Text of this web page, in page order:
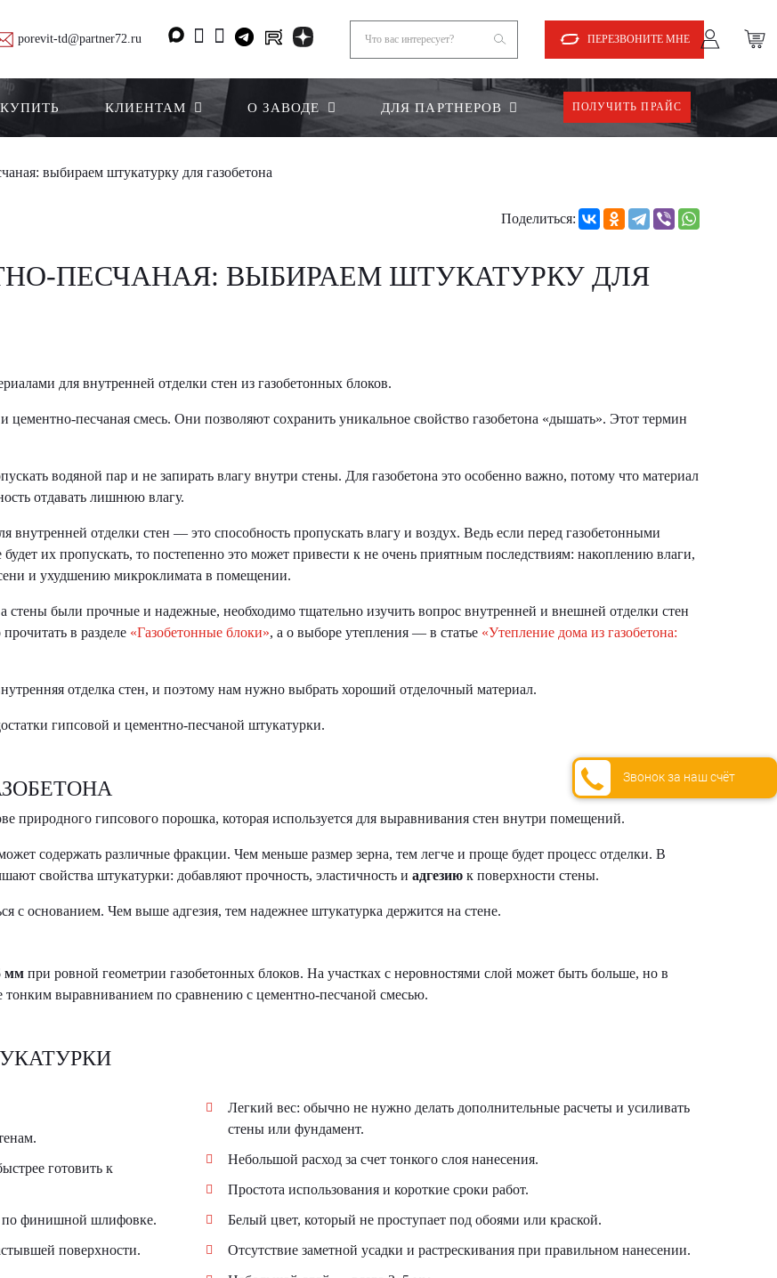
porevit-td@partner72.ru ПЕРЕЗВОНИТЕ МНЕ
КЛИЕНТАМ О ЗАВОДЕ ДЛЯ ПАРТНЕРОВ ПОЛУЧИТЬ ПРАЙС
выбираем штукатурку для газобетона
Поделиться:
ПЕСЧАНАЯ: ВЫБИРАЕМ ШТУКАТУРКУ ДЛЯ
для внутренней отделки стен из газобетонных блоков.
песчаная смесь. Они позволяют сохранить уникальное свойство газобетона «дышать». Этот термин
водяной пар и не запирать влагу внутри стены. Для газобетона это особенно важно, потому что материал
отдавать лишнюю влагу.
внутренней отделки стен — это способность пропускать влагу и воздух. Ведь если перед газобетонными
их пропускать, то постепенно это может привести к не очень приятным последствиям: накоплению влаги,
и ухудшению микроклимата в помещении.
были прочные и надежные, необходимо тщательно изучить вопрос внутренней и внешней отделки стен
в разделе «Газобетонные блоки», а о выборе утепления — в статье «Утепление дома из газобетона:
отделка стен, и поэтому нам нужно выбрать хороший отделочный материал.
гипсовой и цементно-песчаной штукатурки.
природного гипсового порошка, которая используется для выравнивания стен внутри помещений.
содержать различные фракции. Чем меньше размер зерна, тем легче и проще будет процесс отделки. В
свойства штукатурки: добавляют прочность, эластичность и адгезию к поверхности стены.
с основанием. Чем выше адгезия, тем надежнее штукатурка держится на стене.
мм при ровной геометрии газобетонных блоков. На участках с неровностями слой может быть больше, но в
тонким выравниванием по сравнению с цементно-песчаной смесью.
готовить к
по финишной шлифовке.
поверхности.
Легкий вес: обычно не нужно делать дополнительные расчеты и усиливать
стены или фундамент.
Небольшой расход за счет тонкого слоя нанесения.
Простота использования и короткие сроки работ.
Белый цвет, который не проступает под обоями или краской.
Отсутствие заметной усадки и растрескивания при правильном нанесении.
Звонок за наш счёт